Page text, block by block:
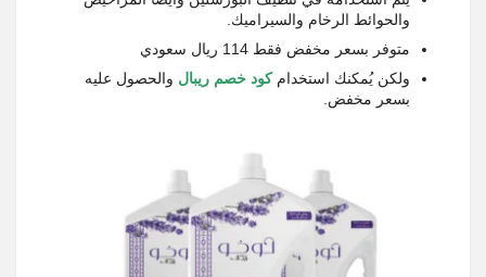
والحوائط الرخام والسيراميك.
متوفر بسعر مخفض فقط 114 ريال سعودي
ولكن يُمكنك استخدامكود خصم ريبال والحصول عليه
بسعر مخفض.